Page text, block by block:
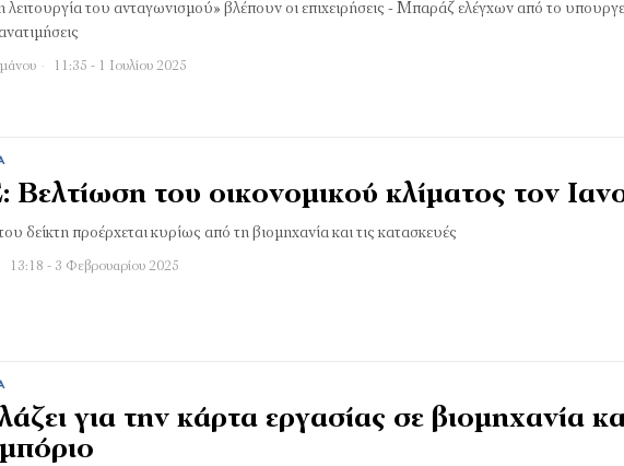
λειτουργία του ανταγωνισμού» βλέπουν οι επιχειρήσεις - Μπαράζ ελέγχων από το
11:35 - 1 Ιουλίου 2025
Βελτίωση του οικονομικού κλίματος τον
δείκτη προέρχεται κυρίως από τη βιομηχανία και τις κατασκευές
13:18 - 3 Φεβρουαρίου 2025
για την κάρτα εργασίας σε βιομηχανία